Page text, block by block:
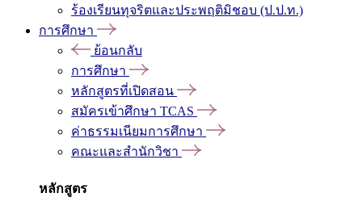
ร้องเรียนทุจริตและประพฤติมิชอบ (ป.ป.ท.)
การศึกษา
ย้อนกลับ
การศึกษา
หลักสูตรที่เปิดสอน
สมัครเข้าศึกษา TCAS
ค่าธรรมเนียมการศึกษา
คณะและสำนักวิชา
หลักสูตร